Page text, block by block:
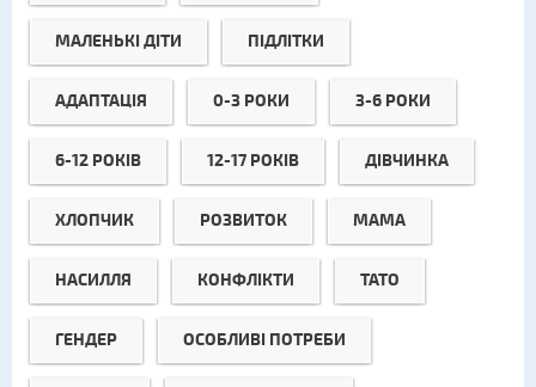
МАЛЕНЬКІ ДІТИ ПІДЛІТКИ
АДАПТАЦІЯ 0-3 РОКИ 3-6 РОКИ
6-12 РОКІВ 12-17 РОКІВ ДІВЧИНКА
ХЛОПЧИК РОЗВИТОК МАМА
НАСИЛЛЯ КОНФЛІКТИ ТАТО
ГЕНДЕР ОСОБЛИВІ ПОТРЕБИ